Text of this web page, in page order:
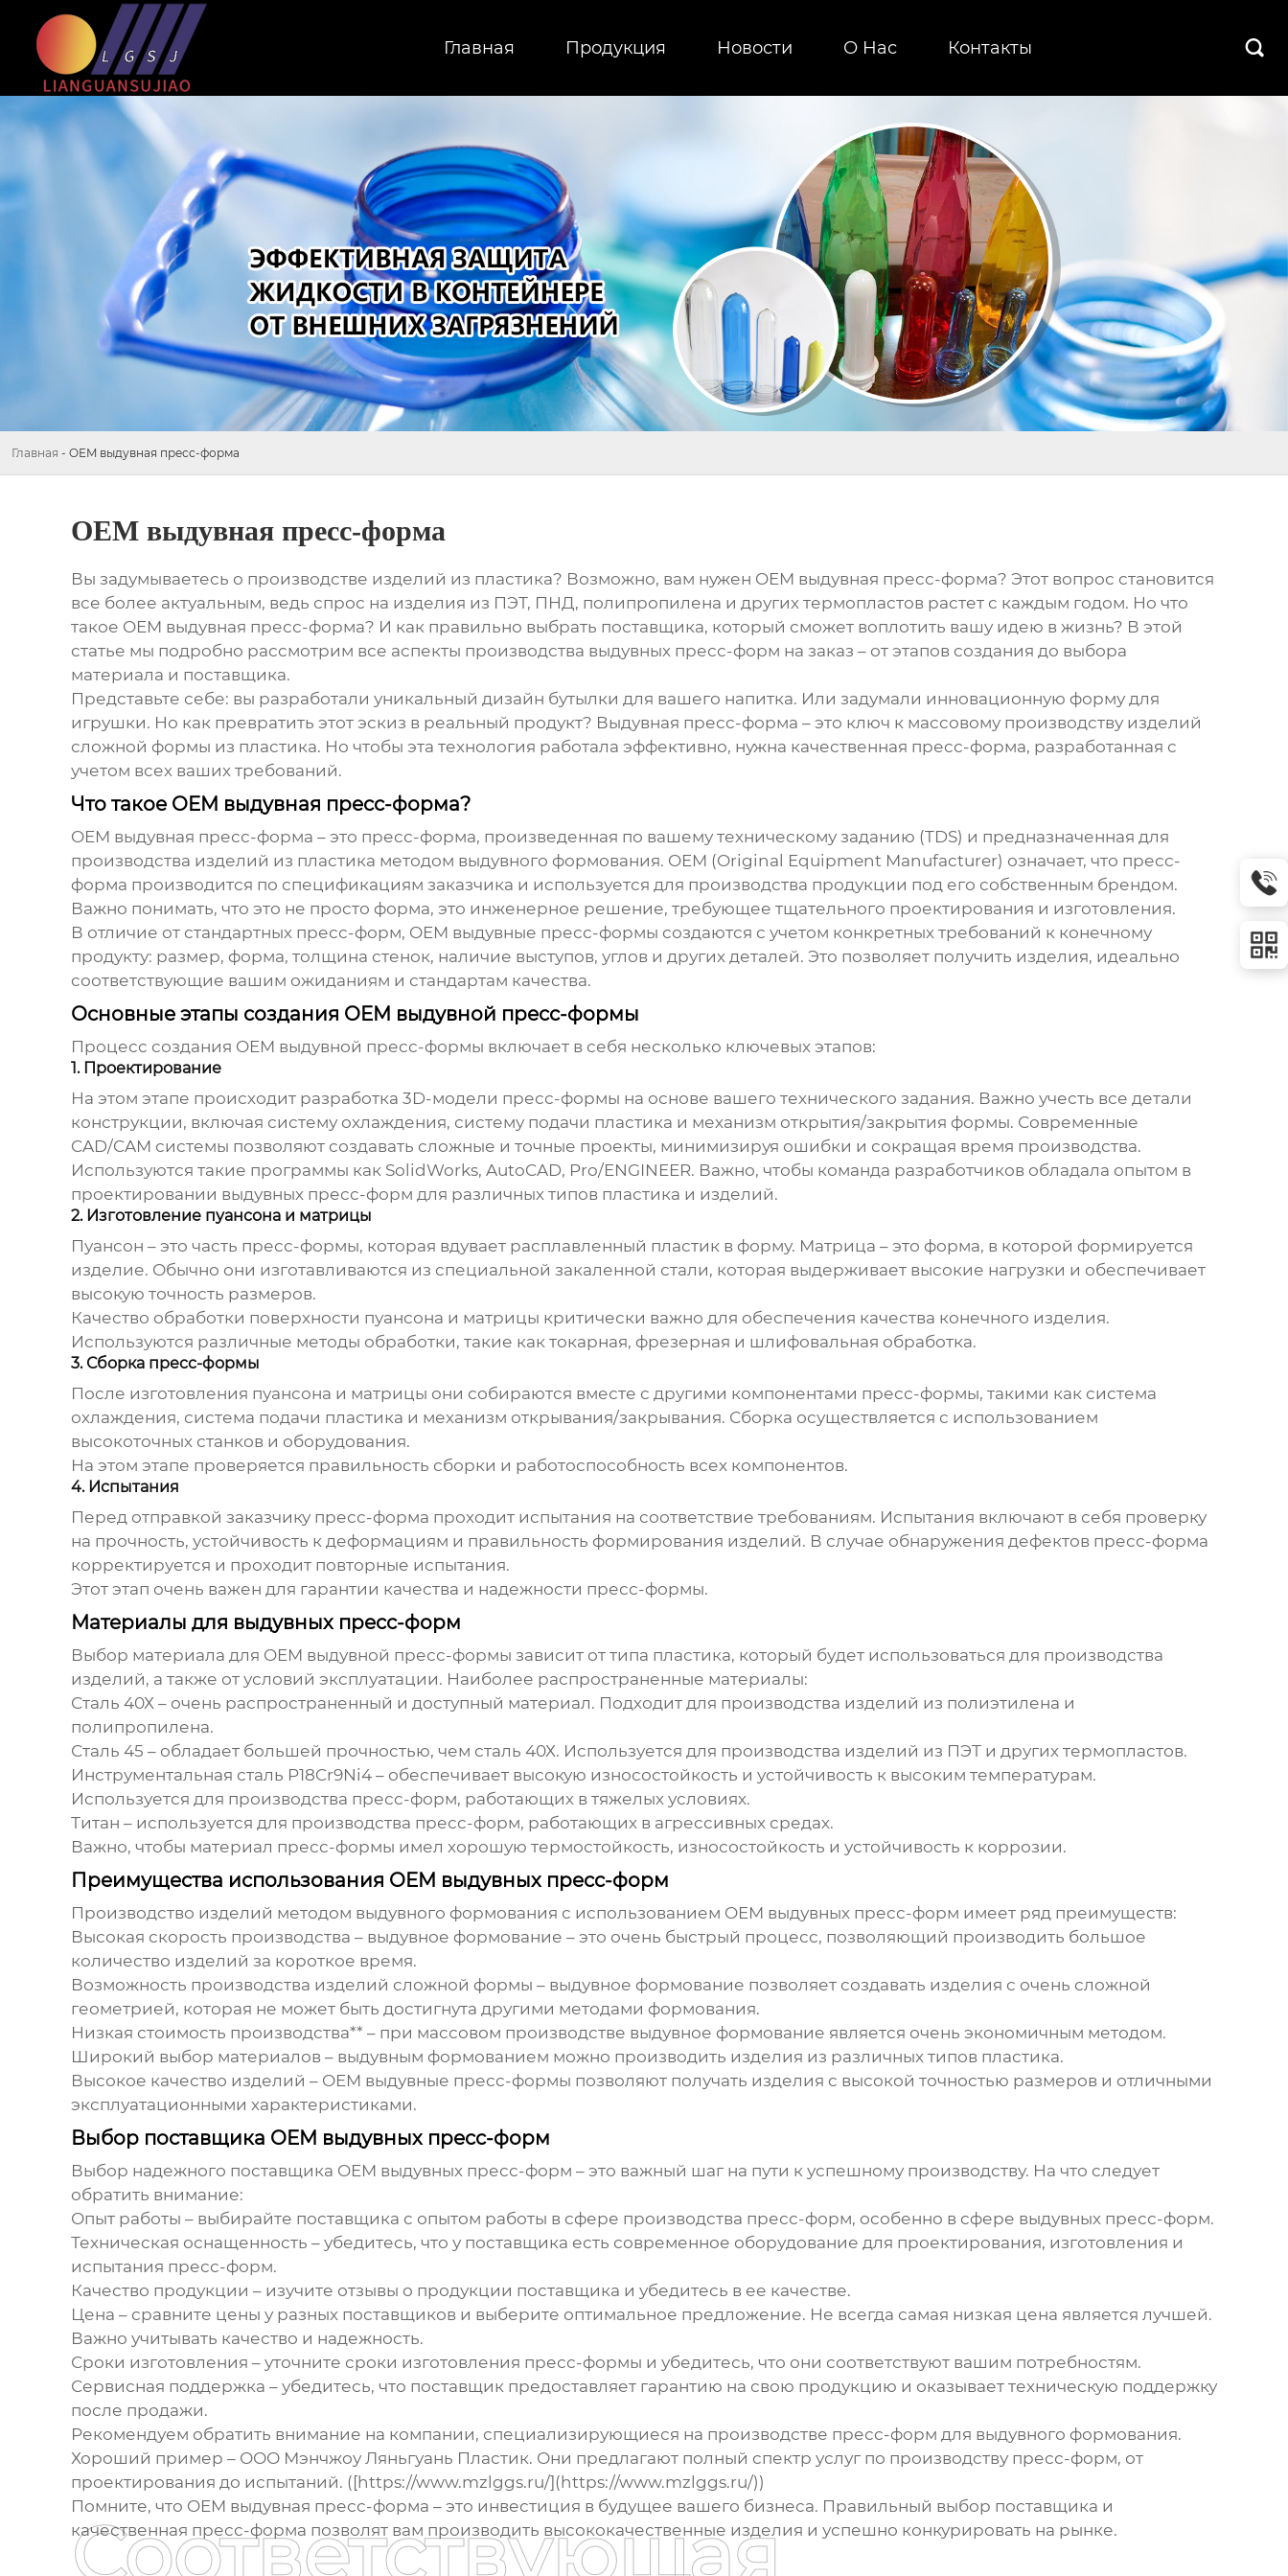
Главная Продукция Новости О Hас Контакты 
Главная - OEM выдувная пресс-форма
OEM выдувная пресс-форма
Вы задумываетесь о производстве изделий из пластика? Возможно, вам нужен OEM выдувная пресс-форма? Этот вопрос становится
все более актуальным, ведь спрос на изделия из ПЭТ, ПНД, полипропилена и других термопластов растет с каждым годом. Но что
такое OEM выдувная пресс-форма? И как правильно выбрать поставщика, который сможет воплотить вашу идею в жизнь? В этой
статье мы подробно рассмотрим все аспекты производства выдувных пресс-форм на заказ – от этапов создания до выбора
материала и поставщика.
Представьте себе: вы разработали уникальный дизайн бутылки для вашего напитка. Или задумали инновационную форму для
игрушки. Но как превратить этот эскиз в реальный продукт? Выдувная пресс-форма – это ключ к массовому производству изделий
сложной формы из пластика. Но чтобы эта технология работала эффективно, нужна качественная пресс-форма, разработанная с
учетом всех ваших требований.
Что такое OEM выдувная пресс-форма?
OEM выдувная пресс-форма – это пресс-форма, произведенная по вашему техническому заданию (TDS) и предназначенная для
производства изделий из пластика методом выдувного формования. OEM (Original Equipment Manufacturer) означает, что пресс-
форма производится по спецификациям заказчика и используется для производства продукции под его собственным брендом.
Важно понимать, что это не просто форма, это инженерное решение, требующее тщательного проектирования и изготовления.
В отличие от стандартных пресс-форм, OEM выдувные пресс-формы создаются с учетом конкретных требований к конечному
продукту: размер, форма, толщина стенок, наличие выступов, углов и других деталей. Это позволяет получить изделия, идеально
соответствующие вашим ожиданиям и стандартам качества.
Основные этапы создания OEM выдувной пресс-формы
Процесс создания OEM выдувной пресс-формы включает в себя несколько ключевых этапов:
1. Проектирование
На этом этапе происходит разработка 3D-модели пресс-формы на основе вашего технического задания. Важно учесть все детали
конструкции, включая систему охлаждения, систему подачи пластика и механизм открытия/закрытия формы. Современные
CAD/CAM системы позволяют создавать сложные и точные проекты, минимизируя ошибки и сокращая время производства.
Используются такие программы как SolidWorks, AutoCAD, Pro/ENGINEER. Важно, чтобы команда разработчиков обладала опытом в
проектировании выдувных пресс-форм для различных типов пластика и изделий.
2. Изготовление пуансона и матрицы
Пуансон – это часть пресс-формы, которая вдувает расплавленный пластик в форму. Матрица – это форма, в которой формируется
изделие. Обычно они изготавливаются из специальной закаленной стали, которая выдерживает высокие нагрузки и обеспечивает
высокую точность размеров.
Качество обработки поверхности пуансона и матрицы критически важно для обеспечения качества конечного изделия.
Используются различные методы обработки, такие как токарная, фрезерная и шлифовальная обработка.
3. Сборка пресс-формы
После изготовления пуансона и матрицы они собираются вместе с другими компонентами пресс-формы, такими как система
охлаждения, система подачи пластика и механизм открывания/закрывания. Сборка осуществляется с использованием
высокоточных станков и оборудования.
На этом этапе проверяется правильность сборки и работоспособность всех компонентов.
4. Испытания
Перед отправкой заказчику пресс-форма проходит испытания на соответствие требованиям. Испытания включают в себя проверку
на прочность, устойчивость к деформациям и правильность формирования изделий. В случае обнаружения дефектов пресс-форма
корректируется и проходит повторные испытания.
Этот этап очень важен для гарантии качества и надежности пресс-формы.
Материалы для выдувных пресс-форм
Выбор материала для OEM выдувной пресс-формы зависит от типа пластика, который будет использоваться для производства
изделий, а также от условий эксплуатации. Наиболее распространенные материалы:
Сталь 40Х– очень распространенный и доступный материал. Подходит для производства изделий из полиэтилена и
полипропилена.
Сталь 45 – обладает большей прочностью, чем сталь 40Х. Используется для производства изделий из ПЭТ и других термопластов.
Инструментальная сталь P18Cr9Ni4– обеспечивает высокую износостойкость и устойчивость к высоким температурам.
Используется для производства пресс-форм, работающих в тяжелых условиях.
Титан – используется для производства пресс-форм, работающих в агрессивных средах.
Важно, чтобы материал пресс-формы имел хорошую термостойкость, износостойкость и устойчивость к коррозии.
Преимущества использования OEM выдувных пресс-форм
Производство изделий методом выдувного формования с использованием OEM выдувных пресс-форм имеет ряд преимуществ:
Высокая скорость производства – выдувное формование – это очень быстрый процесс, позволяющий производить большое
количество изделий за короткое время.
Возможность производства изделий сложной формы – выдувное формование позволяет создавать изделия с очень сложной
геометрией, которая не может быть достигнута другими методами формования.
Низкая стоимость производства** – при массовом производстве выдувное формование является очень экономичным методом.
Широкий выбор материалов– выдувным формованием можно производить изделия из различных типов пластика.
Высокое качество изделий – OEM выдувные пресс-формы позволяют получать изделия с высокой точностью размеров и отличными
эксплуатационными характеристиками.
Выбор поставщика OEM выдувных пресс-форм
Выбор надежного поставщика OEM выдувных пресс-форм – это важный шаг на пути к успешному производству. На что следует
обратить внимание:
Опыт работы – выбирайте поставщика с опытом работы в сфере производства пресс-форм, особенно в сфере выдувных пресс-форм.
Техническая оснащенность – убедитесь, что у поставщика есть современное оборудование для проектирования, изготовления и
испытания пресс-форм.
Качество продукции – изучите отзывы о продукции поставщика и убедитесь в ее качестве.
Цена – сравните цены у разных поставщиков и выберите оптимальное предложение. Не всегда самая низкая цена является лучшей.
Важно учитывать качество и надежность.
Сроки изготовления – уточните сроки изготовления пресс-формы и убедитесь, что они соответствуют вашим потребностям.
Сервисная поддержка – убедитесь, что поставщик предоставляет гарантию на свою продукцию и оказывает техническую поддержку
после продажи.
Рекомендуем обратить внимание на компании, специализирующиеся на производстве пресс-форм для выдувного формования.
Хороший пример – ООО Мэнчжоу Ляньгуань Пластик. Они предлагают полный спектр услуг по производству пресс-форм, от
проектирования до испытаний. ([https://www.mzlggs.ru/](https://www.mzlggs.ru/))
Помните, что OEM выдувная пресс-форма – это инвестиция в будущее вашего бизнеса. Правильный выбор поставщика и
качественная пресс-форма позволят вам производить высококачественные изделия и успешно конкурировать на рынке.
Соответствующая